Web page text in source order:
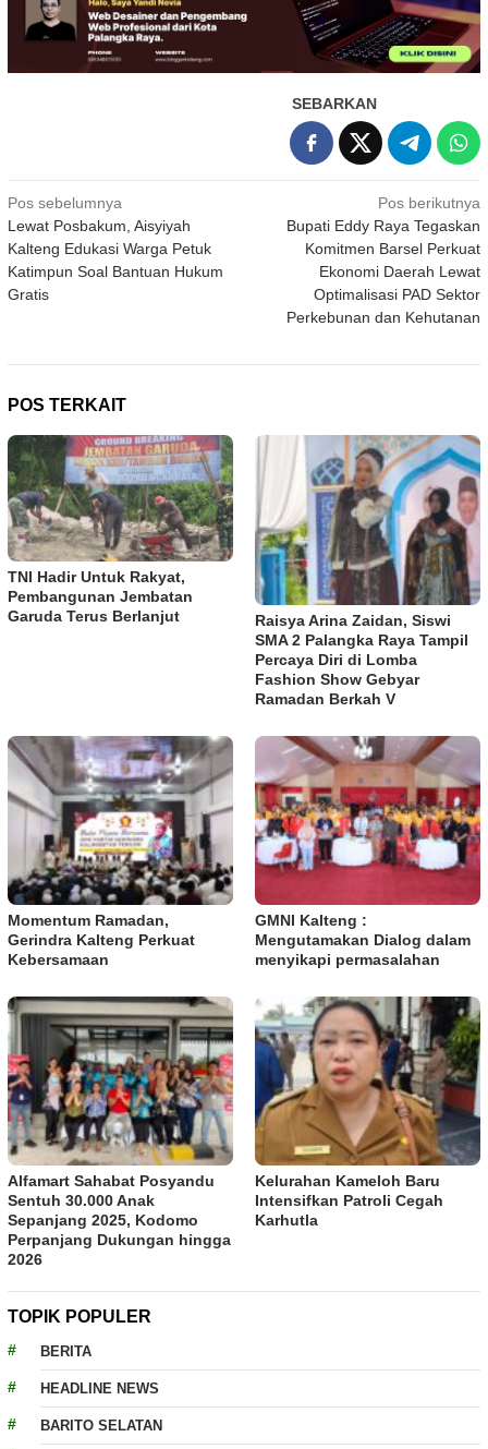
SEBARKAN
Navigasi
pos
Pos sebelumnya
Lewat Posbakum, Aisyiyah
Kalteng Edukasi Warga Petuk
Katimpun Soal Bantuan Hukum
Gratis
Pos berikutnya
Bupati Eddy Raya Tegaskan
Komitmen Barsel Perkuat
Ekonomi Daerah Lewat
Optimalisasi PAD Sektor
Perkebunan dan Kehutanan
POS TERKAIT
TNI Hadir Untuk Rakyat,
Pembangunan Jembatan
Garuda Terus Berlanjut
Raisya Arina Zaidan, Siswi
SMA 2 Palangka Raya Tampil
Percaya Diri di Lomba
Fashion Show Gebyar
Ramadan Berkah V
Momentum Ramadan,
Gerindra Kalteng Perkuat
Kebersamaan
GMNI Kalteng :
Mengutamakan Dialog dalam
menyikapi permasalahan
Alfamart Sahabat Posyandu
Sentuh 30.000 Anak
Sepanjang 2025, Kodomo
Perpanjang Dukungan hingga
2026
Kelurahan Kameloh Baru
Intensifkan Patroli Cegah
Karhutla
TOPIK POPULER
BERITA
HEADLINE NEWS
BARITO SELATAN